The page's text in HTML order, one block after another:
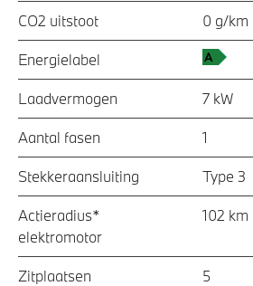
CO2 uitstoot 0 g/km
Energielabel
Laadvermogen 7 kW
Aantal fasen 1
Stekkeraansluiting Type 3
Actieradius*
elektromotor
102 km
Zitplaatsen 5